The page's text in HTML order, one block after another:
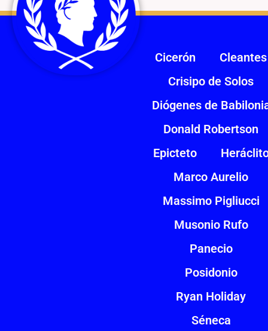
Cicerón
Cleantes
Crisipo de Solos
Diógenes de
Donald Robertson
Epicteto
Marco Aurelio
Massimo Pigliucci
Musonio Rufo
Panecio
Posidonio
Ryan Holiday
Séneca